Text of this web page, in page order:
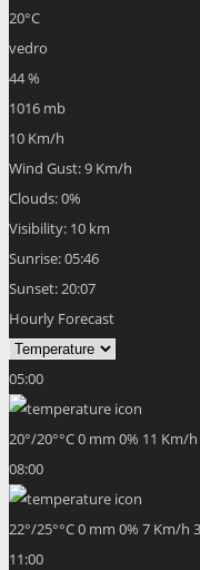
20°C
vedro
44 %
1016 mb
10 Km/h
Wind Gust:9 Km/h
Clouds:0%
Visibility: 10 km
Sunrise:05:46
Sunset:20:07
Hourly Forecast
05:00
20°/20°°C0 mm 0% 11 Km/h
08:00
22°/25°°C0 mm 0% 7 Km/h
11:00